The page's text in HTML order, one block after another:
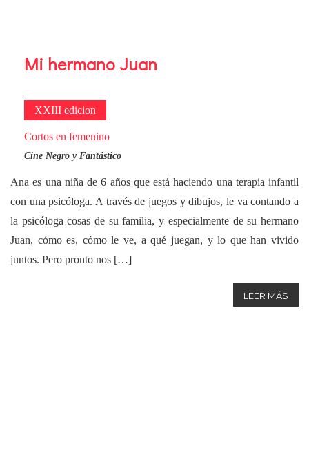
Mi hermano Juan
XXIII edicion
Cortos en femenino
Cine Negro y Fantástico
Ana es una niña de 6 años que está haciendo una terapia infantil
con una psicóloga. A través de juegos y dibujos, le va contando a
la psicóloga cosas de su familia, y especialmente de su hermano
Juan, cómo es, cómo le ve, a qué juegan, y lo que han vivido
juntos. Pero pronto nos […]
LEER MÁS